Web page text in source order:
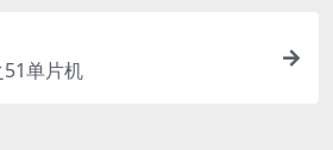
单片机